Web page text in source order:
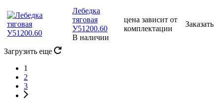
Лебедка
тяговая
У51200.60
В наличии
цена зависит от
комплектации
Заказать
Загрузить еще
1
2
3